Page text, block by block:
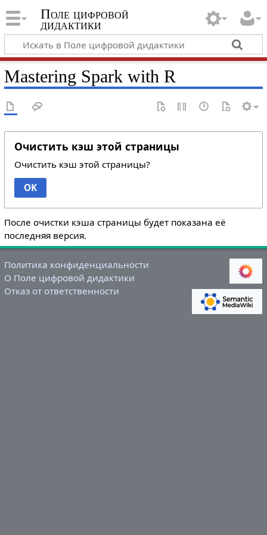
Поле цифровой
дидактики
Mastering Spark with R
Очистить кэш этой страницы
Очистить кэш этой страницы?
OK
После очистки кэша страницы будет показана её
последняя версия.
Политика конфиденциальности
О Поле цифровой дидактики
Отказ от ответственности